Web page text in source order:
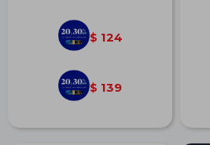
$ 124
$ 139